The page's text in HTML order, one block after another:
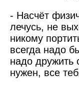
- Насчёт
лечусь, не
никому
всегда надо
надо дружить
нужен, все